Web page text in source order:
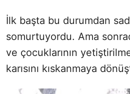
İlk başta bu durumdan
somurtuyordu. Ama
ve çocuklarının
karısını kıskanmaya